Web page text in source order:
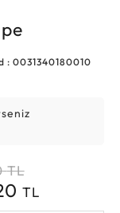
: 0031340180010
TL
TL